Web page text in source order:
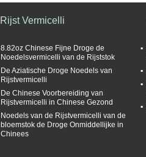
Rijst Vermicelli
8.82oz Chinese Fijne Droge de
Noedelsvermicelli van de Rijststok
De Aziatische Droge Noedels van
Rijstvermicelli
De Chinese Voorbereiding van
Rijstvermicelli in Chinese Gezond
Noedels van de Rijstvermicelli van de
bloemstok de Droge Onmiddellijke in
Chinees